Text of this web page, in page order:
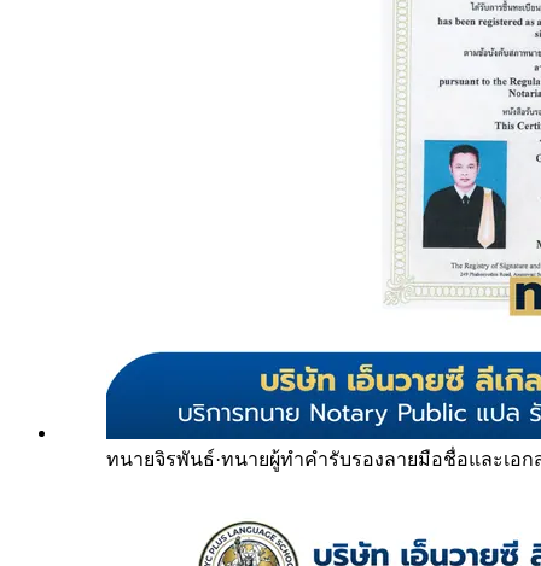
ทนายจิรพันธ์·ทนายผู้ทำคำรับรองลายมือชื่อและเอก